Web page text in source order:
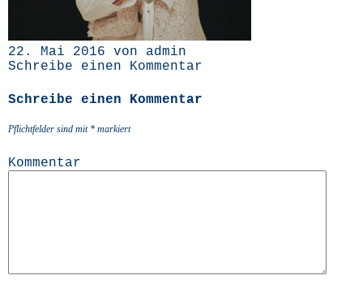
22. Mai 2016 von admin
Schreibe einen Kommentar
Schreibe einen Kommentar
Pflichtfelder sind mit * markiert
Kommentar